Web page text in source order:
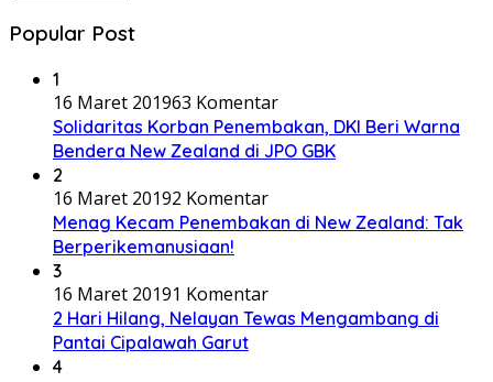
Popular Post
1
16 Maret 201963 Komentar
Solidaritas Korban Penembakan, DKI Beri Warna
Bendera New Zealand di JPO GBK
2
16 Maret 20192 Komentar
Menag Kecam Penembakan di New Zealand: Tak
Berperikemanusiaan!
3
16 Maret 20191 Komentar
2 Hari Hilang, Nelayan Tewas Mengambang di
Pantai Cipalawah Garut
4